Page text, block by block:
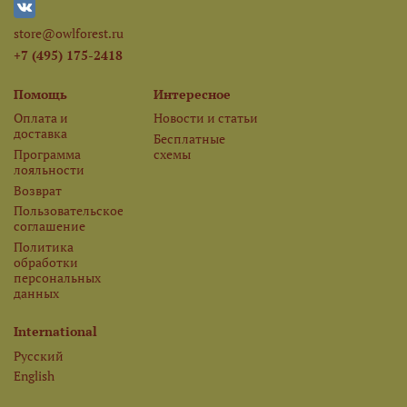
store@owlforest.ru
+7 (495) 175-2418
Помощь
Оплата и
доставка
Программа
лояльности
Возврат
Пользовательское
соглашение
Политика
обработки
персональных
данных
Интересное
Новости и статьи
Бесплатные
схемы
International
Русский
English